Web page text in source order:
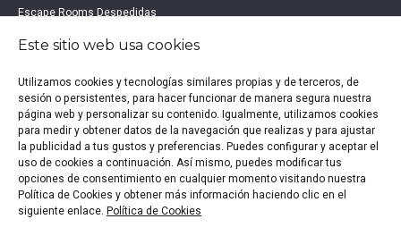
Escape Rooms Despedidas
Escape Rooms Familias
Escape Rooms Halloween
Escape Rooms San Valentín
Estudio de Mercado Escape Rooms 2021
Qué es un Escape Room
Qué es un Hall Escape
Este sitio web usa cookies
Utilizamos cookies y tecnologías similares propias y de terceros, de
sesión o persistentes, para hacer funcionar de manera segura nuestra
página web y personalizar su contenido. Igualmente, utilizamos cookies
para medir y obtener datos de la navegación que realizas y para ajustar
la publicidad a tus gustos y preferencias. Puedes configurar y aceptar el
uso de cookies a continuación. Así mismo, puedes modificar tus
opciones de consentimiento en cualquier momento visitando nuestra
Política de Cookies y obtener más información haciendo clic en el
siguiente enlace. Política de Cookies